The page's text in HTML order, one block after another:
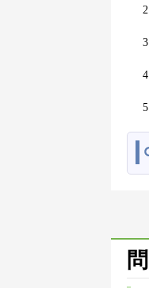
2
3
4
5